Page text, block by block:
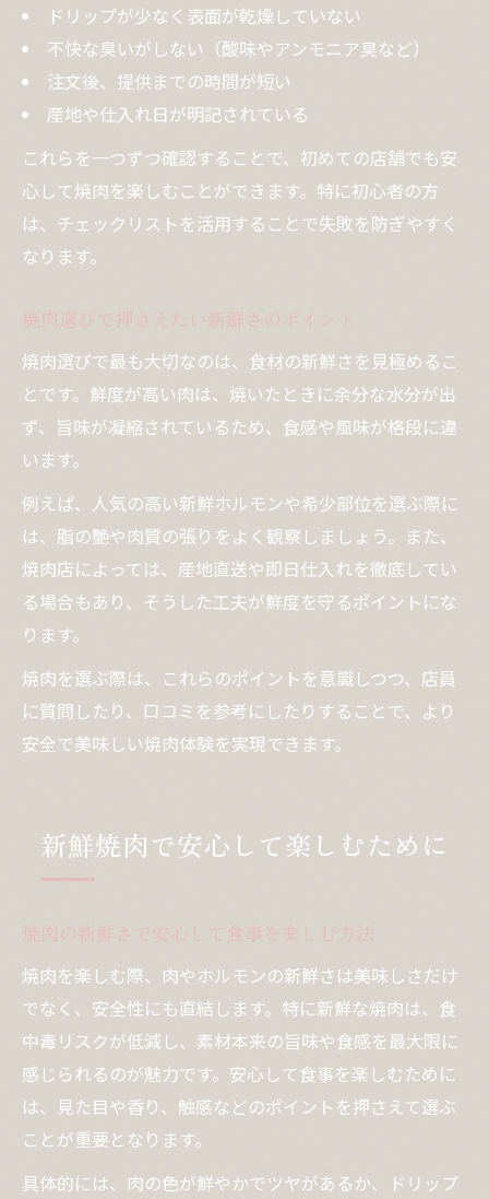
ドリップが少なく表面が乾燥していない
不快な臭いがしない（酸味やアンモニア臭など）
注文後、提供までの時間が短い
産地や仕入れ日が明記されている
これらを一つずつ確認することで、初めての店舗でも安
心して焼肉を楽しむことができます。特に初心者の方
は、チェックリストを活用することで失敗を防ぎやすく
なります。
焼肉選びで押さえたい新鮮さのポイント
焼肉選びで最も大切なのは、食材の新鮮さを見極めるこ
とです。鮮度が高い肉は、焼いたときに余分な水分が出
ず、旨味が凝縮されているため、食感や風味が格段に違
います。
例えば、人気の高い新鮮ホルモンや希少部位を選ぶ際に
は、脂の艶や肉質の張りをよく観察しましょう。また、
焼肉店によっては、産地直送や即日仕入れを徹底してい
る場合もあり、そうした工夫が鮮度を守るポイントにな
ります。
焼肉を選ぶ際は、これらのポイントを意識しつつ、店員
に質問したり、口コミを参考にしたりすることで、より
安全で美味しい焼肉体験を実現できます。
新鮮焼肉で安心して楽しむために
焼肉の新鮮さで安心して食事を楽しむ方法
焼肉を楽しむ際、肉やホルモンの新鮮さは美味しさだけ
でなく、安全性にも直結します。特に新鮮な焼肉は、食
中毒リスクが低減し、素材本来の旨味や食感を最大限に
感じられるのが魅力です。安心して食事を楽しむために
は、見た目や香り、触感などのポイントを押さえて選ぶ
ことが重要となります。
具体的には、肉の色が鮮やかでツヤがあるか、ドリップ